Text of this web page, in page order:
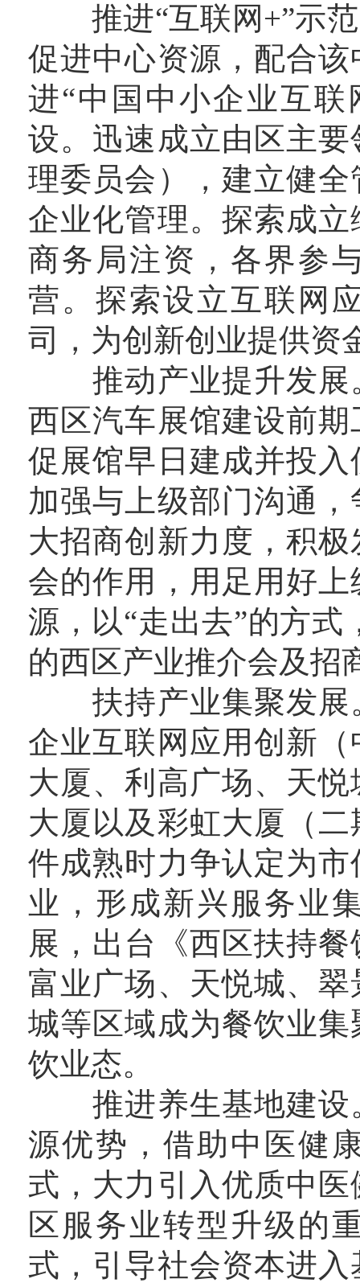
推进“互联网+”示范
促进中心资源，配合
进“中国中小企业互
设。迅速成立由区主
理委员会），建立健
企业化管理。探索成
商务局注资，各界参
营。探索设立互联网
司，为创新创业提供资
推动产业提升发展
西区汽车展馆建设前
促展馆早日建成并投
加强与上级部门沟通
大招商创新力度，积
会的作用，用足用好
源，以“走出去”的方
的西区产业推介会及招
扶持产业集聚发展
企业互联网应用创新
大厦、利高广场、天
大厦以及彩虹大厦（
件成熟时力争认定为
业，形成新兴服务业
展，出台《西区扶持
富业广场、天悦城、
城等区域成为餐饮业
饮业态。
推进养生基地建设
源优势，借助中医健
式，大力引入优质中
区服务业转型升级的
式，引导社会资本进